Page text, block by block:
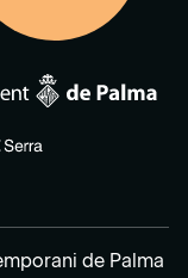
de Palma